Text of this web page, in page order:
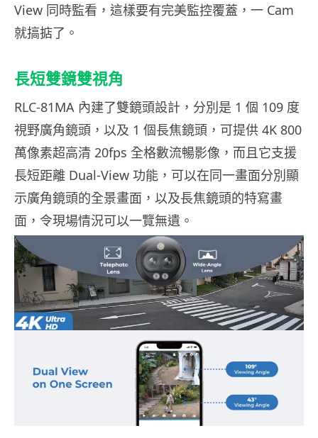
View 同時監看，這樣要有完美監控覆蓋，一 Cam
就搞掂了。
長短雙鏡雙視角
RLC-81MA 內建了雙鏡頭設計，分別是 1 個 109 度
視野廣角鏡頭，以及 1 個長焦鏡頭，可提供 4K 800
萬像素超高清 20fps 全格數流暢影像，而且它支援
長短距離 Dual-View 功能，可以在同一畫面分別顯
示廣角鏡頭的全景畫面，以及長焦鏡頭的特寫畫
面，令現場情況可以一覽無遺。